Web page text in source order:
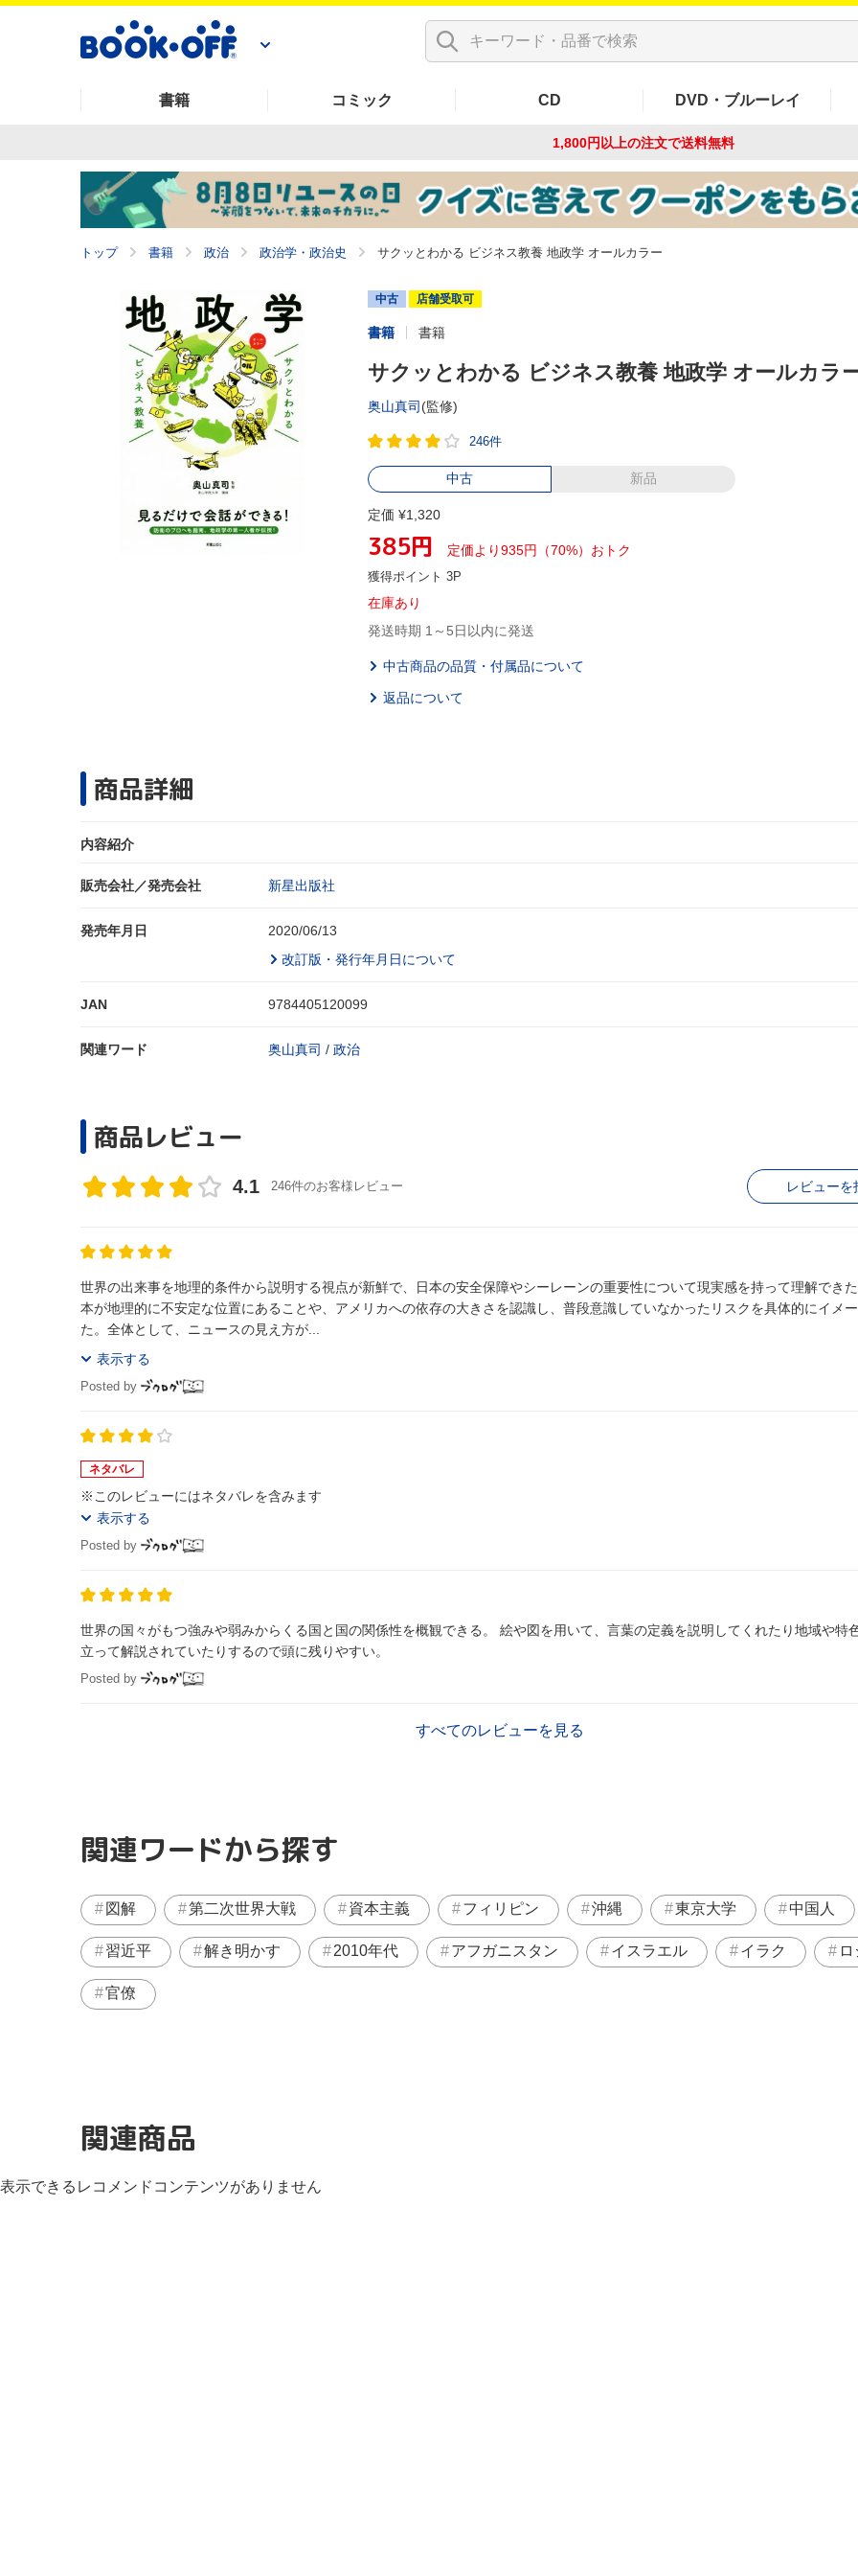
書籍 コミック CD DVD・ブルーレイ
1,800円以上の注文で送料無料
トップ 書籍 政治 政治学・政治史 サクッとわかる ビジネス教養 地政学 オールカラー
中古 店舗受取可
書籍 書籍
サクッとわかる ビジネス教養 地政学 オールカラ
奥山真司 (監修)
246件
中古 新品
定価 ¥1,320
385円 定価より935円（70%）おトク
獲得ポイント 3P
在庫あり
発送時期 1～5日以内に発送
中古商品の品質・付属品について
返品について
商品詳細
内容紹介
販売会社／発売会社 新星出版社
発売年月日
2020/06/13
改訂版・発行年月日について
JAN 9784405120099
関連ワード 奥山真司 / 政治
商品レビュー
4.1 246件のお客様レビュー レビューを
世界の出来事を地理的条件から説明する視点が新鮮で、日本の安全保障やシーレーンの重要性について現実感を持って理解でき
本が地理的に不安定な位置にあることや、アメリカへの依存の大きさを認識し、普段意識していなかったリスクを具体的にイメ
た。全体として、ニュースの見え方が...
表示する
Posted by
ネタバレ
※このレビューにはネタバレを含みます
表示する
Posted by
世界の国々がもつ強みや弱みからくる国と国の関係性を概観できる。 絵や図を用いて、言葉の定義を説明してくれたり地域や特色から順序
立って解説されていたりするので頭に残りやすい。
Posted by
すべてのレビューを見る
関連ワードから探す
図解 第二次世界大戦 資本主義 フィリピン 沖縄 東京大学 中国人
習近平 解き明かす 2010年代 アフガニスタン イスラエル イラク
官僚
関連商品
表示できるレコメンドコンテンツがありません